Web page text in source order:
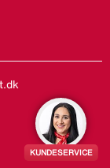
KUNDESERVICE